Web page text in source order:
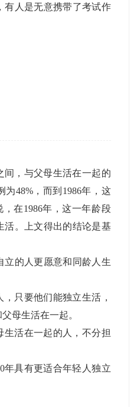
有人是无意携带了考试作
间，与父母生活在一起的
为48%，而到1986年，这
在1986年，这一年龄段
活。上文得出的结论是基
立的人更愿意和同龄人生
只要他们能独立生活，
母生活在一起。
生活在一起的人，不分担
年具有更适合年轻人独立